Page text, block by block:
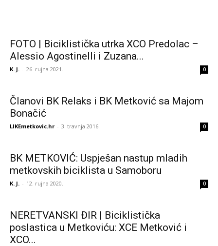
FOTO | Biciklistička utrka XCO Predolac –
Alessio Agostinelli i Zuzana...
K. J. - 26. rujna 2021. 0
Članovi BK Relaks i BK Metković sa Majom
Bonačić
LIKEmetkovic.hr - 3. travnja 2016. 0
BK METKOVIĆ: Uspješan nastup mladih
metkovskih biciklista u Samoboru
K. J. - 12. rujna 2020. 0
NERETVANSKI ĐIR | Biciklistička
poslastica u Metkoviću: XCE Metković i
XCO...